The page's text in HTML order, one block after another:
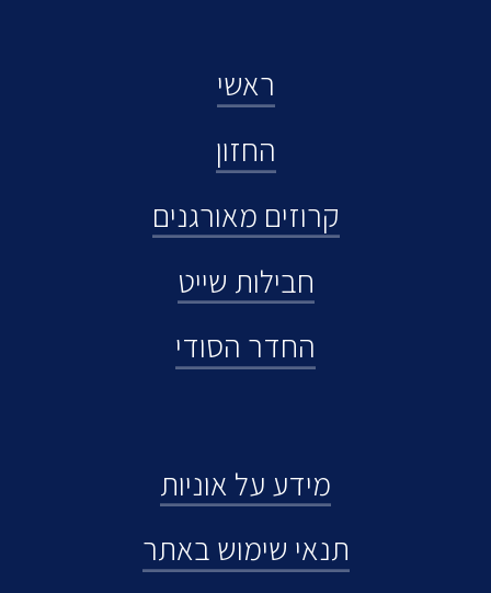
ראשי
החזון
קרוזים מאורגנים
חבילות שייט
החדר הסודי
מידע על אוניות
תנאי שימוש באתר